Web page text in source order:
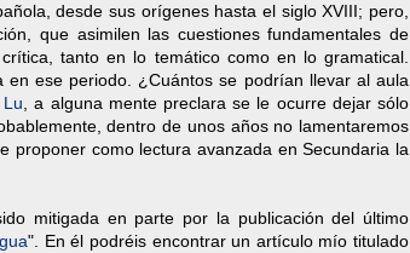
desde sus orígenes hasta el siglo XVIII; pero,
que asimilen las cuestiones fundamentales de
tanto en lo temático como en lo gramatical.
ese periodo. ¿Cuántos se podrían llevar al aula
, a alguna mente preclara se le ocurre dejar sólo
dentro de unos años no lamentaremos
proponer como lectura avanzada en Secundaria la
mitigada en parte por la publicación del último
". En él podréis encontrar un artículo mío titulado